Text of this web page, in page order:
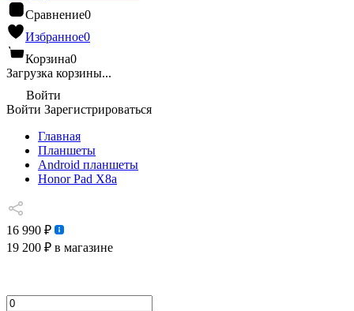
Сравнение0
Избранное0
Корзина0
Загрузка корзины...
Войти
Войти Зарегистрироваться
Главная
Планшеты
Android планшеты
Honor Pad X8a
16 990 ₽
19 200 ₽ в магазине